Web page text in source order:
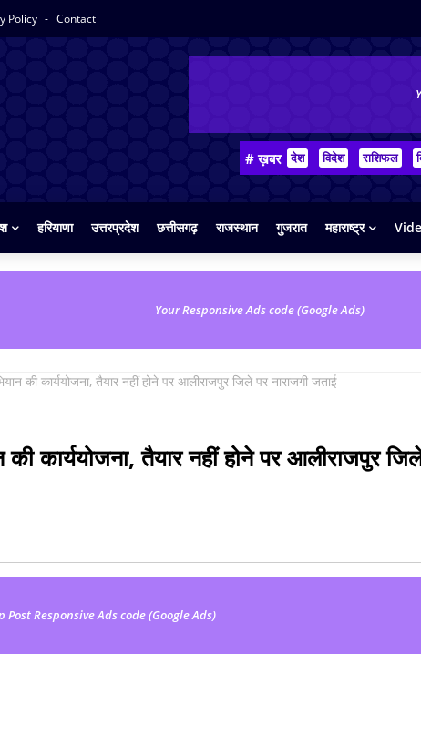
Policy Contact
# ख़बर देश विदेश राशिफल
हरियाणा उत्तरप्रदेश छत्तीसगढ़ राजस्थान गुजरात महाराष्ट्र
Your Responsive Ads code (Google Ads)
की कार्ययोजना, तैयार नहीं होने पर आलीराजपुर जिले पर नाराजगी जताई
कार्ययोजना, तैयार नहीं होने पर आलीराजपुर
Post Responsive Ads code (Google Ads)